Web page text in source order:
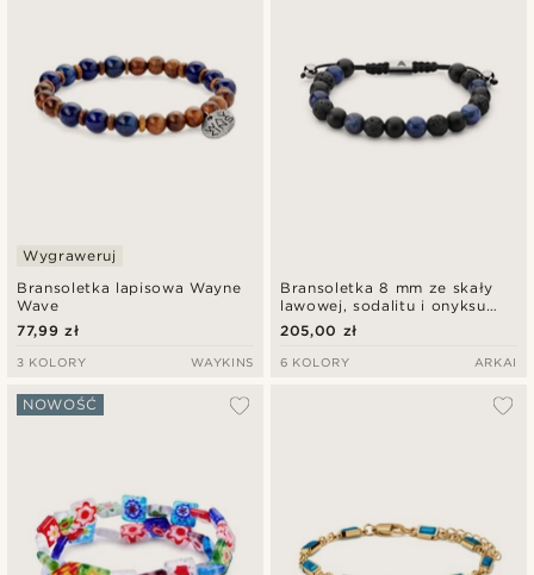
Bransoletka lapisowa Wayne
Wave
Wygraweruj
77,99 zł
3 KOLORY WAYKINS
Bransoletka 8 mm ze skały
lawowej, sodalitu i onyksu
Sanatio
205,00 zł
6 KOLORY ARKAI
NOWOŚĆ